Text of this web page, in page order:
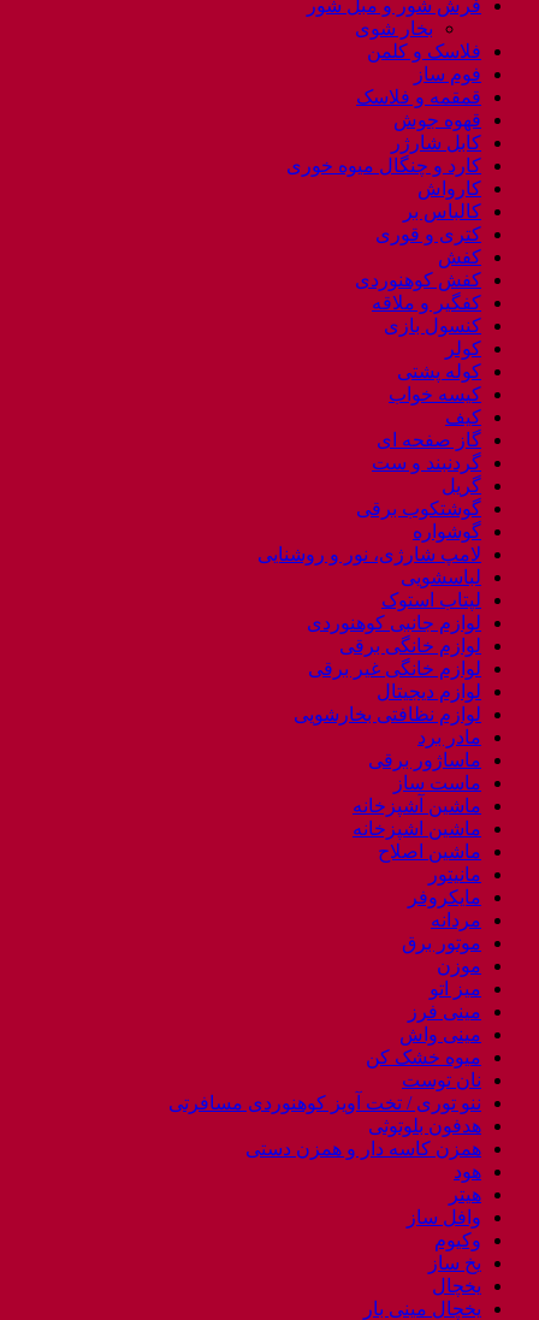
فرش شور و مبل شور
بخار شوی
فلاسک و کلمن
فوم ساز
قمقمه و فلاسک
قهوه جوش
کابل شارژر
کارد و چنگال میوه خوری
کارواش
کالباس بر
کتری و قوری
کفش
کفش کوهنوردی
کفگیر و ملاقه
کنسول بازی
کولر
کوله پشتی
کیسه خواب
کیف
گاز صفحه ای
گردنبند و ست
گریل
گوشتکوب برقی
گوشواره
لامپ شارژی، نور و روشنایی
لباسشویی
لپتاب استوک
لوازم جانبی کوهنوردی
لوازم خانگی برقی
لوازم خانگی غیر برقی
لوازم دیجیتال
لوازم نظافتی بخارشویی
مادر برد
ماساژور برقی
ماست ساز
ماشین آشپزخانه
ماشین اشپزخانه
ماشین اصلاح
مانیتور
مایکروفر
مردانه
موتور برق
موزن
میز اتو
مینی فرز
مینی واش
میوه خشک کن
نان توست
ننو توری / تخت آویز کوهنوردی مسافرتی
هدفون بلوتوثی
همزن کاسه دار و همزن دستی
هود
هیتر
وافل ساز
وکیوم
یخ ساز
یخچال
یخچال مینی بار